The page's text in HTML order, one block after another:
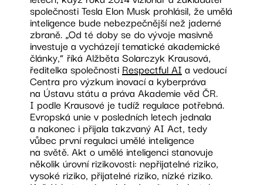
společnosti Tesla Elon Musk prohlásil, že umělá
inteligence bude nebezpečnější než jaderné
zbraně. „Od té doby se do vývoje masivně
investuje a vycházejí tematické akademické
články,“ říká Alžběta Solarczyk Krausová,
ředitelka společnosti Respectful AI a vedoucí
Centra pro výzkum inovací a kyberpráva
na Ústavu státu a práva Akademie věd ČR.
I podle Krausové je tudíž regulace potřebná.
Evropská unie v posledních letech jednala
a nakonec i přijala takzvaný AI Act, tedy
vůbec první regulaci umělé inteligence
na světě. Akt o umělé inteligenci stanovuje
několik úrovní rizikovosti: nepřijatelné riziko,
vysoké riziko, přijatelné riziko, nízké riziko.